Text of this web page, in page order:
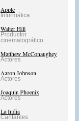
Apple
Informática
Walter Hill
Productor
cinematográfico
Matthew McConaughey
Actores
Aaron Johnson
Actores
Joaquin Phoenix
Actores
La India
Cantantes